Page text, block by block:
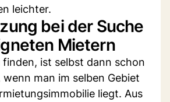
leichter.
bei der Suche
Mietern
finden, ist selbst dann schon
man im selben Gebiet
liegt. Aus